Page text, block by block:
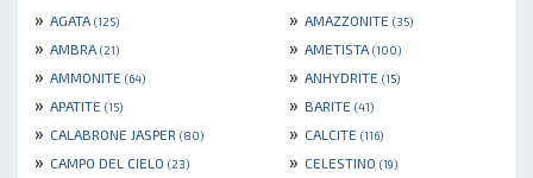
» AGATA (125) » AMAZZONITE (35)
» AMBRA (21) » AMETISTA (100)
» AMMONITE (64) » ANHYDRITE (15)
» APATITE (15) » BARITE (41)
» CALABRONE JASPER (80) » CALCITE (116)
» CAMPO DEL CIELO (23) » CELESTINO (19)